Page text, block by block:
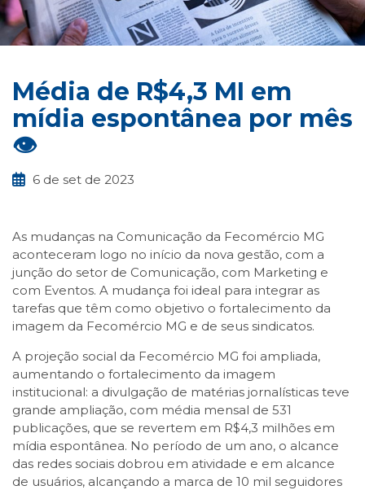
Média de R$4,3 MI em
mídia espontânea por mês
👁️
6 de set de 2023
As mudanças na Comunicação da Fecomércio MG
aconteceram logo no início da nova gestão, com a
junção do setor de Comunicação, com Marketing e
com Eventos. A mudança foi ideal para integrar as
tarefas que têm como objetivo o fortalecimento da
imagem da Fecomércio MG e de seus sindicatos.
A projeção social da Fecomércio MG foi ampliada,
aumentando o fortalecimento da imagem
institucional: a divulgação de matérias jornalísticas teve
grande ampliação, com média mensal de 531
publicações, que se revertem em R$4,3 milhões em
mídia espontânea. No período de um ano, o alcance
das redes sociais dobrou em atividade e em alcance
de usuários, alcançando a marca de 10 mil seguidores